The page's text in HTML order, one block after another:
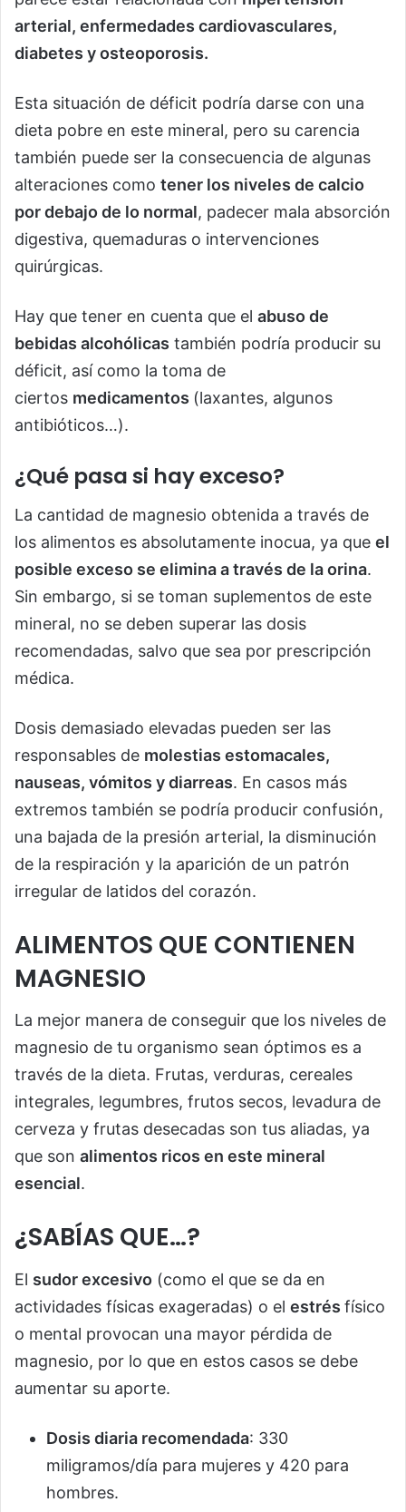
arterial, enfermedades cardiovasculares,
diabetes y osteoporosis.
Esta situación de déficit podría darse con una
dieta pobre en este mineral, pero su carencia
también puede ser la consecuencia de algunas
alteraciones como tener los niveles de calcio
por debajo de lo normal, padecer mala absorción
digestiva, quemaduras o intervenciones
quirúrgicas.
Hay que tener en cuenta que el abuso de
bebidas alcohólicas también podría producir su
déficit, así como la toma de
ciertos medicamentos (laxantes, algunos
antibióticos…).
¿Qué pasa si hay exceso?
La cantidad de magnesio obtenida a través de
los alimentos es absolutamente inocua, ya que el
posible exceso se elimina a través de la orina.
Sin embargo, si se toman suplementos de este
mineral, no se deben superar las dosis
recomendadas, salvo que sea por prescripción
médica.
Dosis demasiado elevadas pueden ser las
responsables de molestias estomacales,
nauseas, vómitos y diarreas. En casos más
extremos también se podría producir confusión,
una bajada de la presión arterial, la disminución
de la respiración y la aparición de un patrón
irregular de latidos del corazón.
ALIMENTOS QUE CONTIENEN
MAGNESIO
La mejor manera de conseguir que los niveles de
magnesio de tu organismo sean óptimos es a
través de la dieta. Frutas, verduras, cereales
integrales, legumbres, frutos secos, levadura de
cerveza y frutas desecadas son tus aliadas, ya
que son alimentos ricos en este mineral
esencial.
¿SABÍAS QUE…?
El sudor excesivo (como el que se da en
actividades físicas exageradas) o el estrés físico
o mental provocan una mayor pérdida de
magnesio, por lo que en estos casos se debe
aumentar su aporte.
Dosis diaria recomendada: 330
miligramos/día para mujeres y 420 para
hombres.